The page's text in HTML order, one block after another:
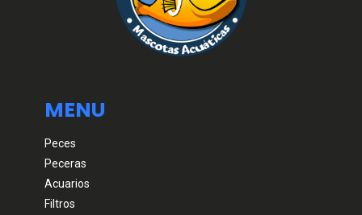
MENU
Peces
Peceras
Acuarios
Filtros